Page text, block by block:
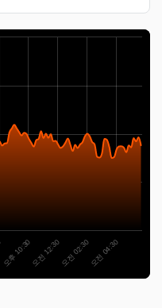
오후 10:30오전 12:30오전 02:30오전 04:30